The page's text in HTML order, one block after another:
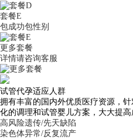
套餐E
包成功包性别
更多套餐
详情请咨询客服
试管代孕适应人群
拥有丰富的国内外优质医疗资源，
化的调理和试管婴儿方案，大大提
高风险遗传/先天缺陷
染色体异常/反复流产